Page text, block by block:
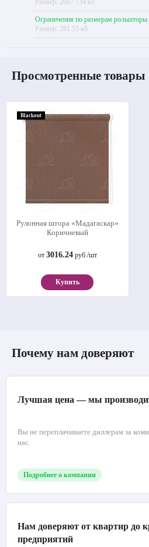
Размер: 2687.734 кб
Ограничения по размерам
Размер: 281.55 кб
Просмотренные товары
Blackout
Рулонная штора «Мадагаскар»
Коричневый
от 3016.24руб./шт
Купить
Почему нам доверяют
Лучшая цена — мы
Вы не переплачиваете диллерам за
нас.
Подробнее о компании
Нам доверяют от квартир до
предприятий